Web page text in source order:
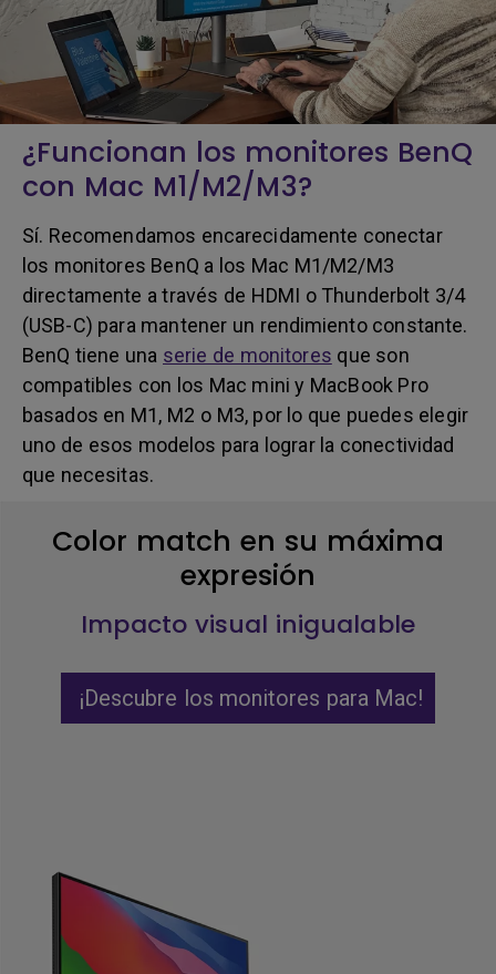
¿Funcionan los monitores BenQ
con Mac M1/M2/M3?
Sí. Recomendamos encarecidamente conectar
los monitores BenQ a los Mac M1/M2/M3
directamente a través de HDMI o Thunderbolt 3/4
(USB-C) para mantener un rendimiento constante.
BenQ tiene una serie de monitores que son
compatibles con los Mac mini y MacBook Pro
basados en M1, M2 o M3, por lo que puedes elegir
uno de esos modelos para lograr la conectividad
que necesitas.
Color match en su máxima
expresión
Impacto visual inigualable
¡Descubre los monitores para Mac!